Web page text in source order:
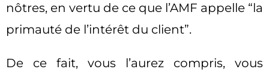
nôtres, en vertu de ce que l’AMF appelle “la
primauté de l’intérêt du client”.
De ce fait, vous l’aurez compris, vous